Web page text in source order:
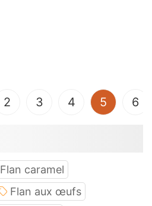
2 3 4 5 6
Flan caramel
Flan aux œufs